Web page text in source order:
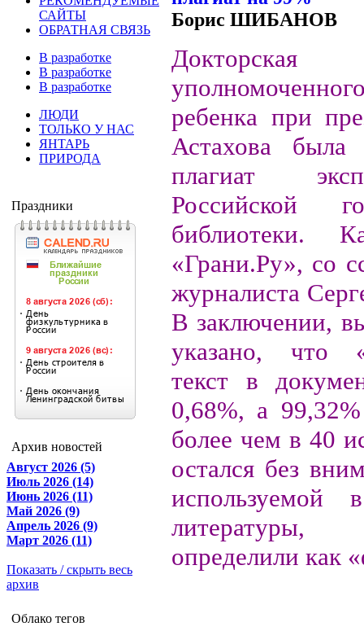
САЙТЫ
ОБРАТНАЯ СВЯЗЬ
В разработке
В разработке
В разработке
ЛЮДИ
ТОЛЬКО У НАС
ЯНТАРЬ
ПРИРОДА
Праздники
Архив новостей
Август 2026 (5)
Июль 2026 (14)
Июнь 2026 (11)
Май 2026 (9)
Апрель 2026 (9)
Март 2026 (11)
Показать / скрыть весь
архив
Облако тегов
Борис ШИБАНОВ
Докторская
ребенка при
Астахова была
плагиат
Российской
библиотеки.
«Грани.Ру», со
журналиста
В заключении,
указано, что
текст в
0,68%, а
более чем в 40
остался без
используемой
определили как